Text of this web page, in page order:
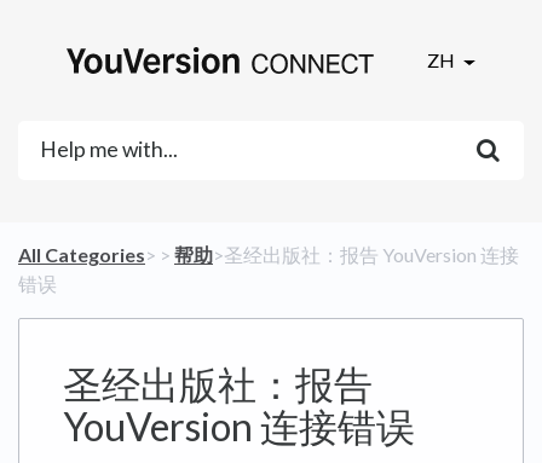
ZH
All Categories​>​ ​ > ​ ​帮助​>​ 圣经出版社：报告 YouVersion 连接
错误
圣经出版社：报告
YouVersion 连接错误